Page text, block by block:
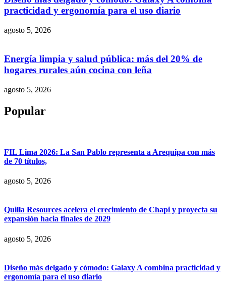
practicidad y ergonomía para el uso diario
agosto 5, 2026
Energía limpia y salud pública: más del 20% de
hogares rurales aún cocina con leña
agosto 5, 2026
Popular
FIL Lima 2026: La San Pablo representa a Arequipa con más
de 70 títulos,
agosto 5, 2026
Quilla Resources acelera el crecimiento de Chapi y proyecta su
expansión hacia finales de 2029
agosto 5, 2026
Diseño más delgado y cómodo: Galaxy A combina practicidad y
ergonomía para el uso diario